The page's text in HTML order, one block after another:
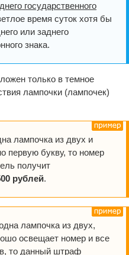
государственного
время суток хотя бы
или заднего
знака.
только в темное
лампочки (лампочек)
лампочка из двух и
первую букву, то номер
получит
рублей.
лампочка из двух,
освещает номер и все
то данный штраф